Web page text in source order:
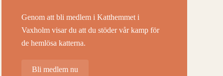
Genom att bli medlem i Katthemmet i
Vaxholm visar du att du stöder vår kamp för
de hemlösa katterna.
Bli medlem nu